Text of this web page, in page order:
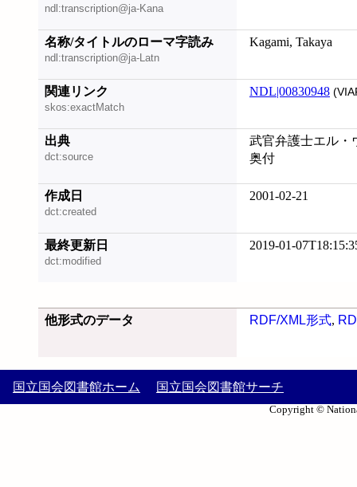
ndl:transcription@ja-Kana
名称/タイトルのローマ字読み
ndl:transcription@ja-Latn
Kagami, Takaya
関連リンク
skos:exactMatch
NDL|00830948
出典
dct:source
武官弁護士エル・
奥付
作成日
dct:created
2001-02-21
最終更新日
dct:modified
2019-01-
他形式のデータ RDF/XML形式,
国立国会図書館ホーム 国立国会図書館サーチ
Copyright ©